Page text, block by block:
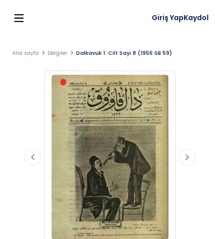
Giriş YapKaydol
Ana sayfa Dergiler Dalkavuk 1. Cilt Sayı 8 (1956 SB 59)